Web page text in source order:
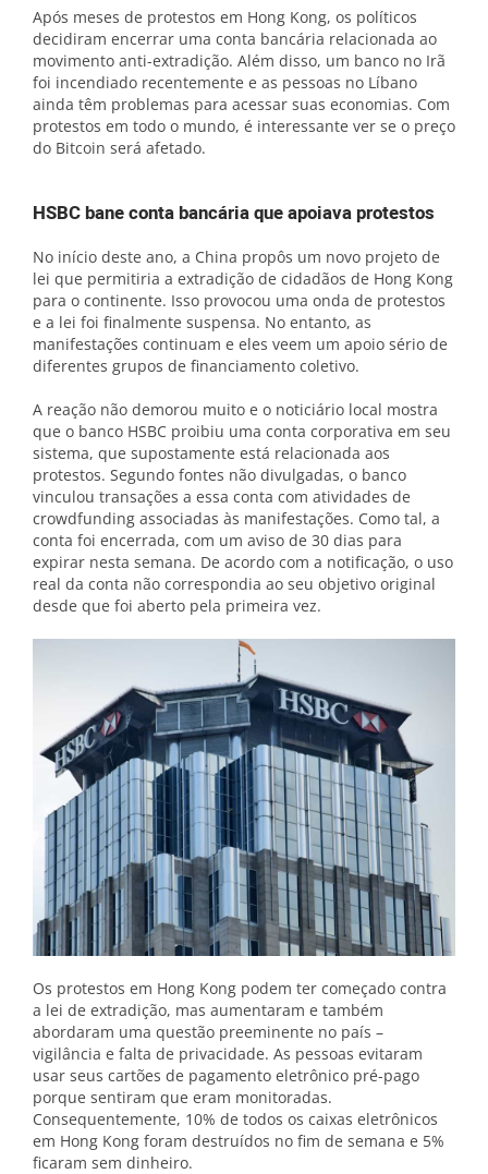
Após meses de protestos em Hong Kong, os políticos
decidiram encerrar uma conta bancária relacionada ao
movimento anti-extradição. Além disso, um banco no Irã
foi incendiado recentemente e as pessoas no Líbano
ainda têm problemas para acessar suas economias. Com
protestos em todo o mundo, é interessante ver se o preço
do Bitcoin será afetado.
HSBC bane conta bancária que apoiava protestos
No início deste ano, a China propôs um novo projeto de
lei que permitiria a extradição de cidadãos de Hong Kong
para o continente. Isso provocou uma onda de protestos
e a lei foi finalmente suspensa. No entanto, as
manifestações continuam e eles veem um apoio sério de
diferentes grupos de financiamento coletivo.
A reação não demorou muito e o noticiário local mostra
que o banco HSBC proibiu uma conta corporativa em seu
sistema, que supostamente está relacionada aos
protestos. Segundo fontes não divulgadas, o banco
vinculou transações a essa conta com atividades de
crowdfunding associadas às manifestações. Como tal, a
conta foi encerrada, com um aviso de 30 dias para
expirar nesta semana. De acordo com a notificação, o uso
real da conta não correspondia ao seu objetivo original
desde que foi aberto pela primeira vez.
Os protestos em Hong Kong podem ter começado contra
a lei de extradição, mas aumentaram e também
abordaram uma questão preeminente no país –
vigilância e falta de privacidade. As pessoas evitaram
usar seus cartões de pagamento eletrônico pré-pago
porque sentiram que eram monitoradas.
Consequentemente, 10% de todos os caixas eletrônicos
em Hong Kong foram destruídos no fim de semana e 5%
ficaram sem dinheiro.